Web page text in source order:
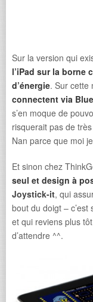
Sur la version qui
l’iPad sur la borne
d’énergie. Sur cette
connectent via
s’en moque de
risquerait pas de
Nan parce que moi
Et sinon chez
seul et design à
Joystick-it, qui
bout du doigt –
et qui reviens plus
d’attendre ^^.